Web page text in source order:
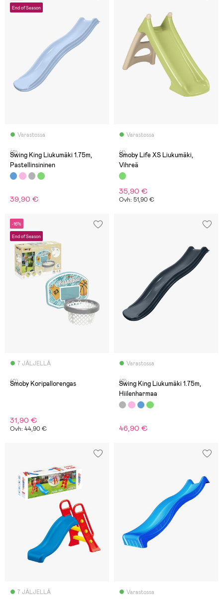
End of Season
Varastossa
(2)
Swing King Liukumäki 1.75m,
Pastellinsininen
39,90 €
Varastossa
(1)
Smoby Life XS Liukumäki,
Vihreä
35,90 €
Ovh: 51,90 €
-16%
End of Season
7 JÄLJELLÄ
(0)
Smoby Koripallorengas
31,90 €
Ovh: 44,90 €
Varastossa
(2)
Swing King Liukumäki 1.75m,
Hiilenharmaa
46,90 €
7 JÄLJELLÄ Varastossa